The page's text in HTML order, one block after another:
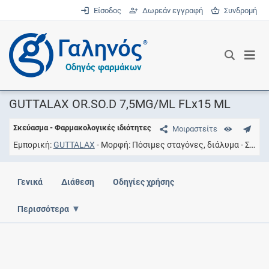
Είσοδος Δωρεάν εγγραφή Συνδρομή
®
Οδηγός φαρμάκων
GUTTALAX OR.SO.D 7,5MG/ML FLx15 ML
Μοιραστείτε
Σκεύασμα - Φαρμακολογικές ιδιότητες
Εμπορική GUTTALAX Μορφή Πόσιμες σταγόνες, διάλυμα Συγκέντρωση
Γενικά Διάθεση Οδηγίες χρήσης
Περισσότερα